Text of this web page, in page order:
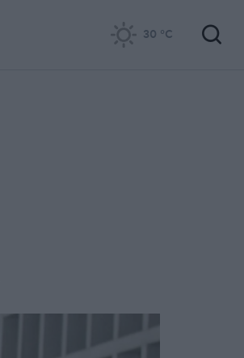
30 °C